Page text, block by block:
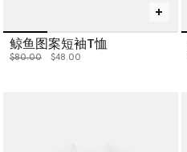
鲸鱼图案短袖T恤
价格从
$80.00下降至
$48.00